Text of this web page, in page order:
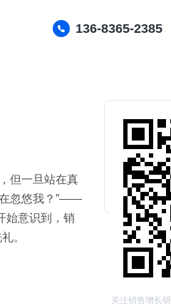
136-8365-2385
但一旦站在真
在忽悠我？”——
始意识到，销
。
关注销售增长研